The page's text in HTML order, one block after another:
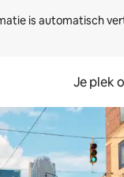
is automatisch
Je plek